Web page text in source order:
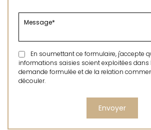
En soumettant ce formulaire, j'accepte
informations saisies soient exploitées dans
demande formulée et de la relation
découler.